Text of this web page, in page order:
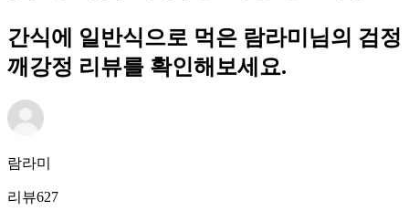
간식에 일반식으로 먹은 람라미님의 검정
깨강정 리뷰를 확인해보세요.
람라미
리뷰627